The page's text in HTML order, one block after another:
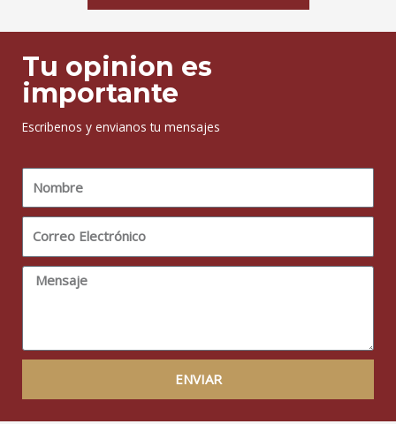
Tu opinion es
importante
Escribenos y envianos tu mensajes
ENVIAR